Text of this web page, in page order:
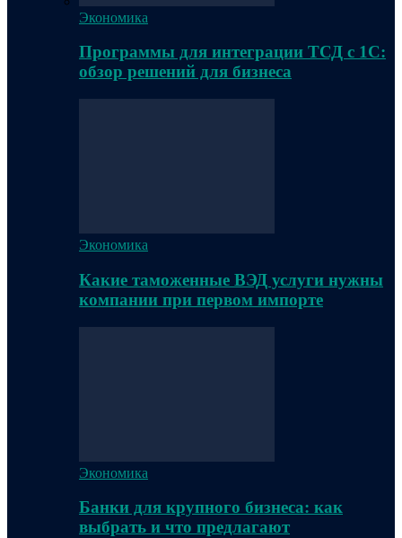
Экономика
Программы для интеграции ТСД с 1С:
обзор решений для бизнеса
Экономика
Какие таможенные ВЭД услуги нужны
компании при первом импорте
Экономика
Банки для крупного бизнеса: как
выбрать и что предлагают